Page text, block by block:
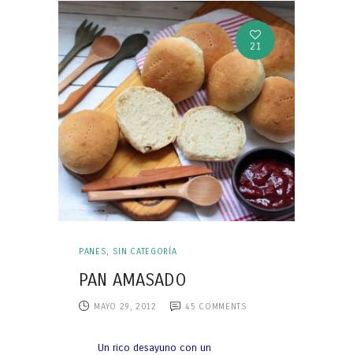
21
PANES, SIN CATEGORÍA
PAN AMASADO
MAYO 29, 2012 45 COMMENTS
Un rico desayuno con un